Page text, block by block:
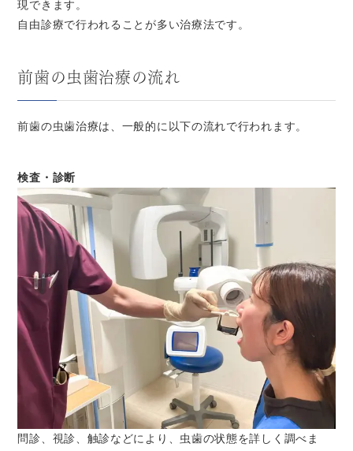
現できます。
自由診療で行われることが多い治療法です。
前歯の虫歯治療の流れ
前歯の虫歯治療は、一般的に以下の流れで行われます。
検査・診断
問診、視診、触診などにより、虫歯の状態を詳しく調べま